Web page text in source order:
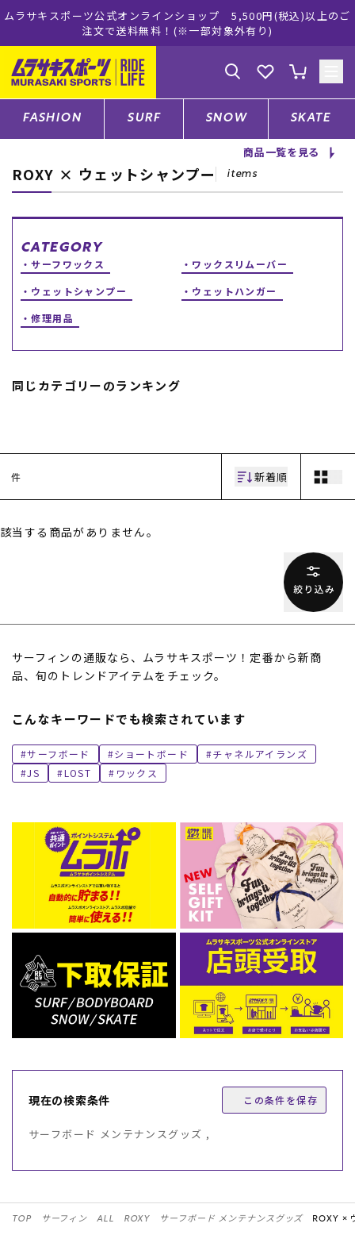
ムラサキスポーツ公式オンラインショップ 5,500円(税込)以上のご
注文で送料無料！(※一部対象外有り)
ゲスト様
ログイン 会員登録
店舗一覧
CATEGORY
ファッションTOP
スノーTOP
ブランド一覧
フ
ー
よくある質問
お問い合わせ
ニュース
ムラサキスポーツ 公式アプリ
ポイント・クーポンもこのアプリで！
FASHION SURF SNOW SKATE
商品一覧を見る
ROXY × ウェットシャンプー items
CATEGORY
サーフワックス
ワックスリムーバー
ウェットシャンプー
ウェットハンガー
修理用品
同じカテゴリーのランキング
件 新着順
該当する商品がありません。
サーフィンの通販なら、ムラサキスポーツ！定番から新商
品、旬のトレンドアイテムをチェック。
こんなキーワードでも検索されています
サーフボード ショートボード
チャネルアイランズ
JS
LOST ワックス
現在の検索条件 この条件を保存
サーフボード メンテナンスグッズ ,
TOP サーフィン ALL ROXY サーフボード メンテナンスグッズ ROXY ×